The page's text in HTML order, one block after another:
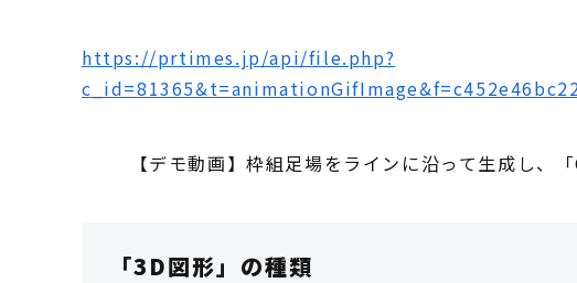
https://prtimes.jp/api/file.php?
【デモ動画】枠組足場をラインに沿って生成し
「3D図形」の種類